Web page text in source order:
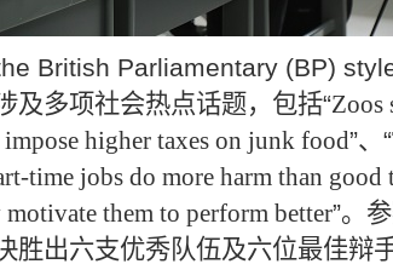
British Parliamentary (BP)
及多项社会热点话题，包括“Zoos
higher taxes on junk food”、 “
time jobs do more harm than good
them to perform better”。
出六支优秀队伍及六位最佳辩手